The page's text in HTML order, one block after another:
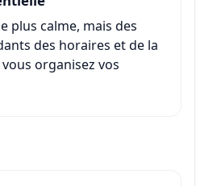
plus calme, mais des
des horaires et de la
organisez vos